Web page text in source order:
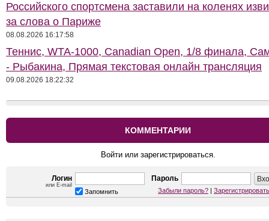
Российского спортсмена заставили на коленях
за слова о Париже
08.08.2026 16:17:58
Теннис, WTA-1000, Сanadian Open, 1/8 финала,
- Рыбакина, Прямая текстовая онлайн трансляция
09.08.2026 18:22:32
КОММЕНТАРИИ
Войти или зарегистрироваться.
Логин
или E-mail
Пароль
Запомнить Забыли пароль? |